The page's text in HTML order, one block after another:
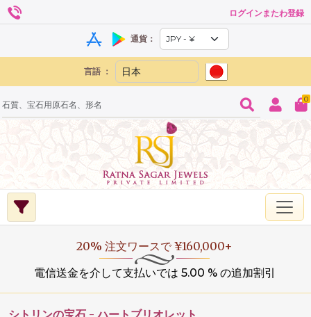
ログインまたわ登録
通貨：
言語 ：
0
20% 注文ワースで ¥160,000+
電信送金を介して支払いでは 5.00 % の追加割引
シトリンの宝石 - ハートブリオレット